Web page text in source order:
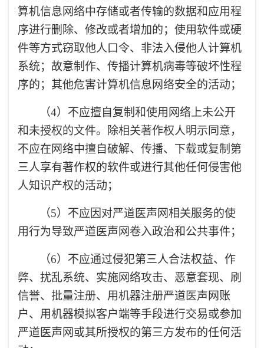
算机信息网络中存储或者传输的数据和应用程
序进行删除、修改或者增加的；使用软件或硬
件等方式窃取他人口令、非法入侵他人计算机
系统；故意制作、传播计算机病毒等破坏性程
序的；其他危害计算机信息网络安全的活动；
（4）不应擅自复制和使用网络上未公开
和未授权的文件。除相关著作权人明示同意，
不应在网络中擅自破解、传播、下载或复制第
三人享有著作权的软件或进行其他任何侵害他
人知识产权的活动；
（5）不应因对严道医声网相关服务的使
用行为导致严道医声网卷入政治和公共事件；
（6）不应通过侵犯第三人合法权益、作
弊、扰乱系统、实施网络攻击、恶意套现、刷
信誉、批量注册、用机器注册严道医声网账
户、用机器模拟客户端等手段进行交易或参加
严道医声网或其所授权的第三方发布的任何活